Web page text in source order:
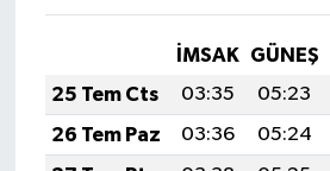
İMSAK GÜNEŞ
25 Tem Cts
03:35 05:23
26 Tem Paz
03:36 05:24